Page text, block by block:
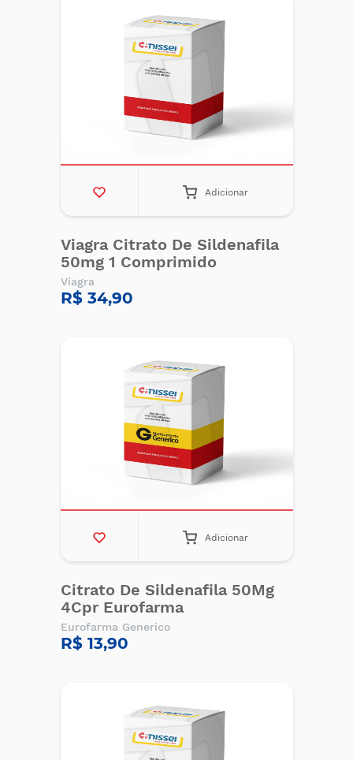
Adicionar
Viagra Citrato De Sildenafila
50mg 1 Comprimido
Viagra
R$ 34,90
Adicionar
Citrato De Sildenafila 50Mg
4Cpr Eurofarma
Eurofarma Generico
R$ 13,90